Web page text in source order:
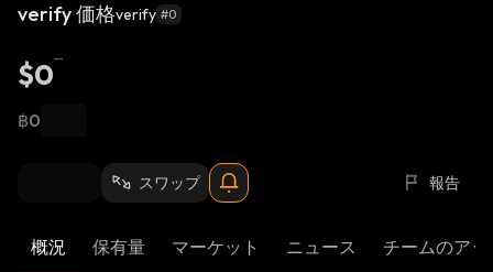
verify 価格verify #0
$0
฿0
スワップ 報告
概況 保有量 マーケット ニュース チームのア